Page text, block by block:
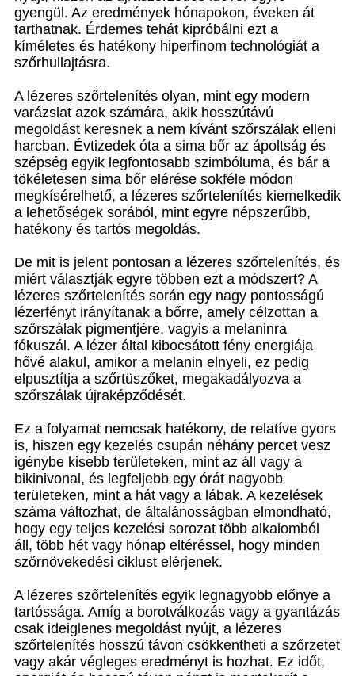
gyengül. Az eredmények hónapokon, éveken át
tarthatnak. Érdemes tehát kipróbálni ezt a
kíméletes és hatékony hiperfinom technológiát a
szőrhullajtásra.
A lézeres szőrtelenítés olyan, mint egy modern
varázslat azok számára, akik hosszútávú
megoldást keresnek a nem kívánt szőrszálak elleni
harcban. Évtizedek óta a sima bőr az ápoltság és
szépség egyik legfontosabb szimbóluma, és bár a
tökéletesen sima bőr elérése sokféle módon
megkísérelhető, a lézeres szőrtelenítés kiemelkedik
a lehetőségek sorából, mint egyre népszerűbb,
hatékony és tartós megoldás.
De mit is jelent pontosan a lézeres szőrtelenítés, és
miért választják egyre többen ezt a módszert? A
lézeres szőrtelenítés során egy nagy pontosságú
lézerfényt irányítanak a bőrre, amely célzottan a
szőrszálak pigmentjére, vagyis a melaninra
fókuszál. A lézer által kibocsátott fény energiája
hővé alakul, amikor a melanin elnyeli, ez pedig
elpusztítja a szőrtüszőket, megakadályozva a
szőrszálak újraképződését.
Ez a folyamat nemcsak hatékony, de relatíve gyors
is, hiszen egy kezelés csupán néhány percet vesz
igénybe kisebb területeken, mint az áll vagy a
bikinivonal, és legfeljebb egy órát nagyobb
területeken, mint a hát vagy a lábak. A kezelések
száma változhat, de általánosságban elmondható,
hogy egy teljes kezelési sorozat több alkalomból
áll, több hét vagy hónap eltéréssel, hogy minden
szőrnövekedési ciklust elérjenek.
A lézeres szőrtelenítés egyik legnagyobb előnye a
tartóssága. Amíg a borotválkozás vagy a gyantázás
csak ideiglenes megoldást nyújt, a lézeres
szőrtelenítés hosszú távon csökkentheti a szőrzetet
vagy akár végleges eredményt is hozhat. Ez időt,